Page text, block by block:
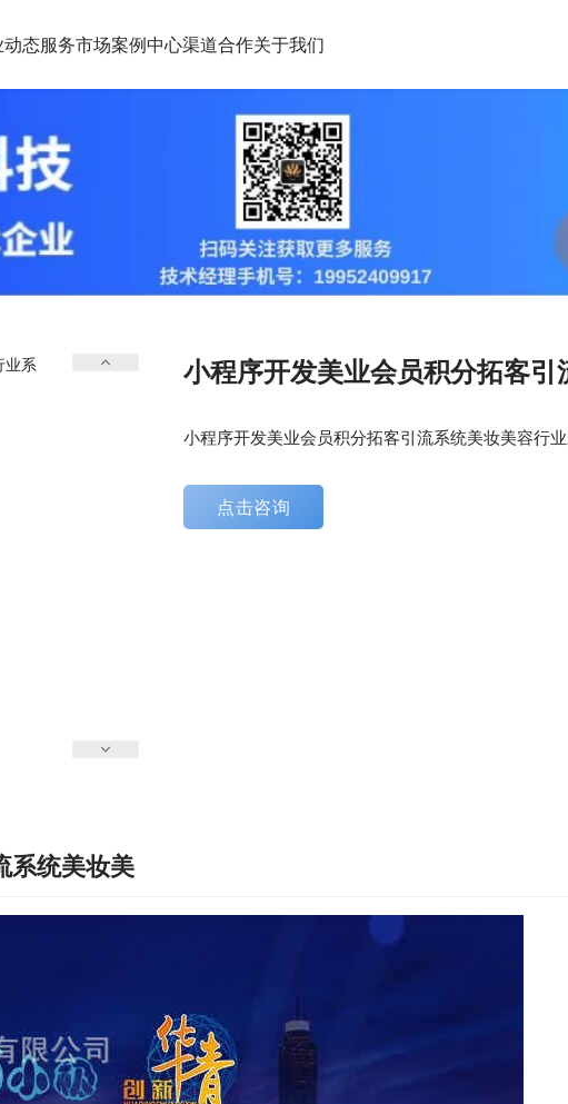
动态服务市场案例中心渠道合作关于我们
小程序开发美业会员积分拓客
小程序开发美业会员积分拓客引流系统美妆美容行
点击咨询
系统美妆美